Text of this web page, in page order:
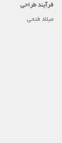
فرآیند طراحی
میلاد فتحی